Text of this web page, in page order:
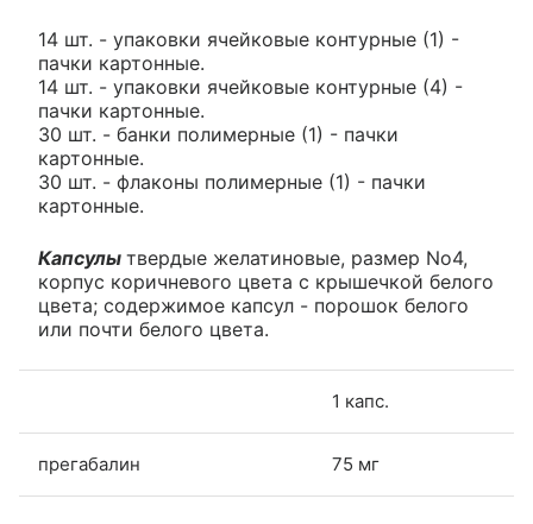
14 шт. - упаковки ячейковые контурные (1) -
пачки картонные.
14 шт. - упаковки ячейковые контурные (4) -
пачки картонные.
30 шт. - банки полимерные (1) - пачки
картонные.
30 шт. - флаконы полимерные (1) - пачки
картонные.
Капсулы твердые желатиновые, размер No4,
корпус коричневого цвета с крышечкой белого
цвета; содержимое капсул - порошок белого
или почти белого цвета.
1 капс.
прегабалин 75 мг